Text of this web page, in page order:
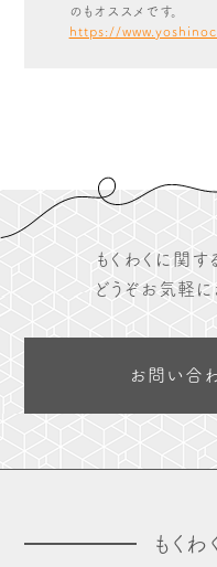
のもオススメです。
https://
もくわくに関
どうぞお気軽に
お問い合
もくわ